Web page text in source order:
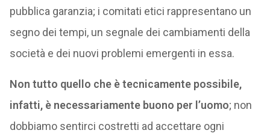
pubblica garanzia; i comitati etici rappresentano un
segno dei tempi, un segnale dei cambiamenti della
società e dei nuovi problemi emergenti in essa.
Non tutto quello che è tecnicamente possibile,
infatti, è necessariamente buono per l’uomo; non
dobbiamo sentirci costretti ad accettare ogni